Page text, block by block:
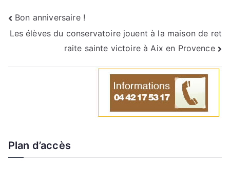
Bon anniversaire !
Les élèves du conservatoire jouent à la maison de ret
raite sainte victoire à Aix en Provence
Plan d’accès